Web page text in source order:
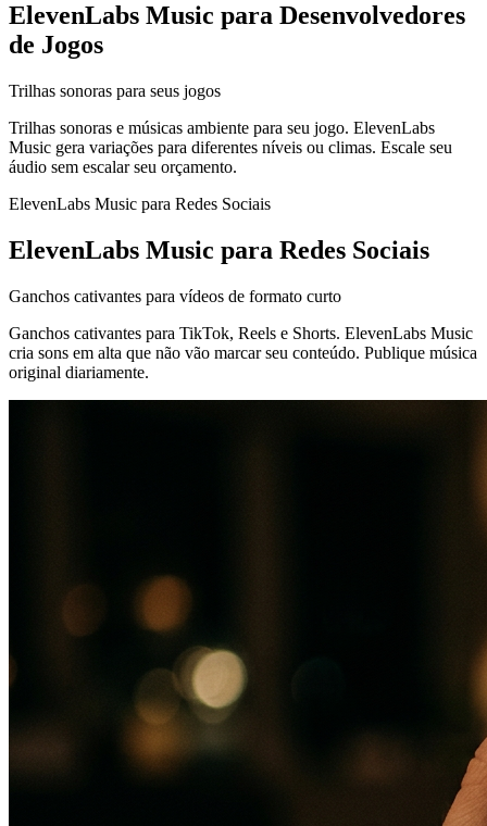
ElevenLabs Music para Desenvolvedores
de Jogos
Trilhas sonoras para seus jogos
Trilhas sonoras e músicas ambiente para seu jogo. ElevenLabs
Music gera variações para diferentes níveis ou climas. Escale seu
áudio sem escalar seu orçamento.
ElevenLabs Music para Redes Sociais
ElevenLabs Music para Redes Sociais
Ganchos cativantes para vídeos de formato curto
Ganchos cativantes para TikTok, Reels e Shorts. ElevenLabs Music
cria sons em alta que não vão marcar seu conteúdo. Publique música
original diariamente.